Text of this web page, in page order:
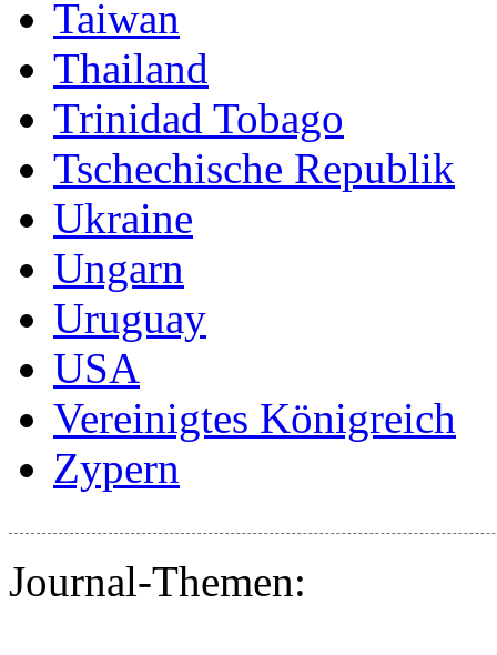
Taiwan
Thailand
Trinidad Tobago
Tschechische Republik
Ukraine
Ungarn
Uruguay
USA
Vereinigtes Königreich
Zypern
Journal-Themen: